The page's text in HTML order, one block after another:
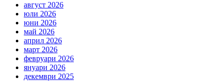
август 2026
юли 2026
юни 2026
май 2026
април 2026
март 2026
февруари 2026
януари 2026
декември 2025